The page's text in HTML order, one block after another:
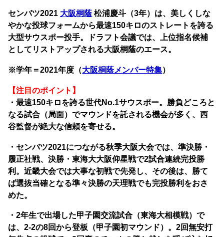
センバツ2021 大阪桐蔭 松浦慶斗（3年）は、美しくしな
やかな投球フォームから最速150キロのストレートを誇る
大型サウスポー投手。ドラフト会議では、上位指名候補
としてリストアップされる大阪桐蔭のエース。
※学年＝2021年度（大阪桐蔭メンバー特集）
【注目のポイント】
・最速150キロを誇る世代No.1サウスポー。勝負どころと
なる試合（局面）でマウンドを託される機会が多く、西
谷監督が絶大な信頼を寄せる。
・センバツ2021につながる秋季大阪大会では、準決勝・
履正社戦、決勝・東海大大阪仰星戦で2試合連続完投勝
利。近畿大会では大事な初戦で先発し、その後は、勝て
ば選抜当確となる準々決勝の天理戦でも完投勝利をおさ
めた。
・2年生で出場した甲子園交流試合（東海大相模戦）で
は、2-2の8回から登板（甲子園初マウンド）。2回無安打